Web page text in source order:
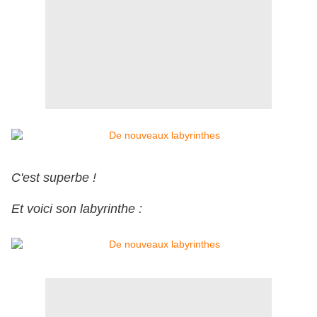
C'est superbe !
Et voici son labyrinthe :